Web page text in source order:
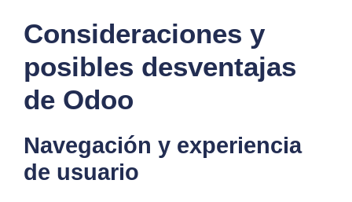
Consideraciones y
posibles desventajas
de Odoo
Navegación y experiencia
de usuario